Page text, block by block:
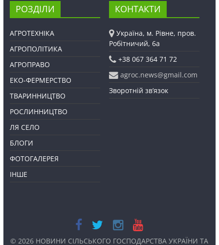
РОЗДІЛИ
АГРОТЕХНІКА
АГРОПОЛІТИКА
АГРОПРАВО
ЕКО-ФЕРМЕРСТВО
ТВАРИННИЦТВО
РОСЛИННИЦТВО
ЛЯ СЕЛО
БЛОГИ
ФОТОГАЛЕРЕЯ
ІНШЕ
КОНТАКТИ
Україна, м. Рівне, пров.
Робітничий, 6а
+38 067 364 71 72
agroc.news@gmail.com
Зворотній зв’язок
© 2026 НОВИНИ СІЛЬСЬКОГО ГОСПОДАРСТВА УКРАЇНИ ТА